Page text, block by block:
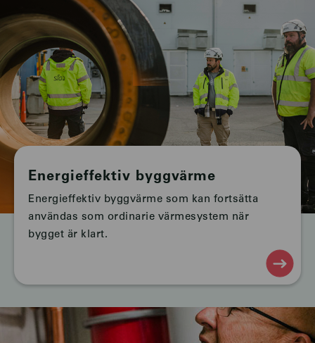
Energieffektiv byggvärme
Energieffektiv byggvärme som kan fortsätta
användas som ordinarie värmesystem när
bygget är klart.